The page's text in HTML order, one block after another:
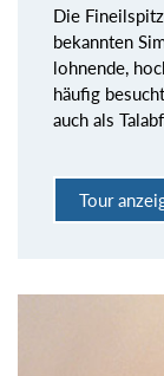
Die
bekannten
lohnende,
häufig
auch als
Tour